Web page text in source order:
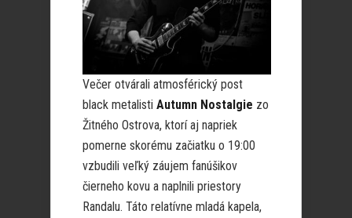
Večer otvárali atmosférický post
black metalisti Autumn Nostalgie zo
Žitného Ostrova, ktorí aj napriek
pomerne skorému začiatku o 19:00
vzbudili veľký záujem fanúšikov
čierneho kovu a naplnili priestory
Randalu. Táto relatívne mladá kapela,